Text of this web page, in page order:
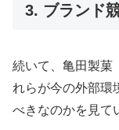
3. ブランド
続いて、亀田製菓
れらが今の外部環
べきなのかを見て